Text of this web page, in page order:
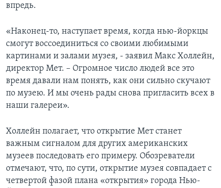
впредь.
«Наконец-то, наступает время, когда нью-йоркцы
смогут воссоединиться со своими любимыми
картинами и залами музея, - заявил Макс Холлейн,
директор Мет. – Огромное число людей все это
время давали нам понять, как они сильно скучают
по музею. И мы очень рады снова пригласить всех в
наши галереи».
Холлейн полагает, что открытие Мет станет
важным сигналом для других американских
музеев последовать его примеру. Обозреватели
отмечают, что, по сути, открытие музея совпадает с
четвертой фазой плана «открытия» города Нью-